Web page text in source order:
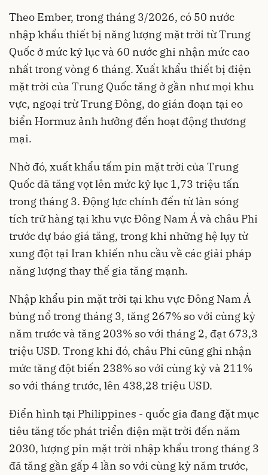
Theo Ember, trong tháng 3/2026, có 50 nước
nhập khẩu thiết bị năng lượng mặt trời từ Trung
Quốc ở mức kỷ lục và 60 nước ghi nhận mức cao
nhất trong vòng 6 tháng. Xuất khẩu thiết bị điện
mặt trời của Trung Quốc tăng ở gần như mọi khu
vực, ngoại trừ Trung Đông, do gián đoạn tại eo
biển Hormuz ảnh hưởng đến hoạt động thương
mại.
Nhờ đó, xuất khẩu tấm pin mặt trời của Trung
Quốc đã tăng vọt lên mức kỷ lục 1,73 triệu tấn
trong tháng 3. Động lực chính đến từ làn sóng
tích trữ hàng tại khu vực Đông Nam Á và châu Phi
trước dự báo giá tăng, trong khi những hệ lụy từ
xung đột tại Iran khiến nhu cầu về các giải pháp
năng lượng thay thế gia tăng mạnh.
Nhập khẩu pin mặt trời tại khu vực Đông Nam Á
bùng nổ trong tháng 3, tăng 267% so với cùng kỳ
năm trước và tăng 203% so với tháng 2, đạt 673,3
triệu USD. Trong khi đó, châu Phi cũng ghi nhận
mức tăng đột biến 238% so với cùng kỳ và 211%
so với tháng trước, lên 438,28 triệu USD.
Điển hình tại Philippines - quốc gia đang đặt mục
tiêu tăng tốc phát triển điện mặt trời đến năm
2030, lượng pin mặt trời nhập khẩu trong tháng 3
đã tăng gần gấp 4 lần so với cùng kỳ năm trước,